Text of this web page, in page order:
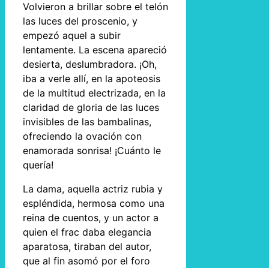
Volvieron a brillar sobre el telón
las luces del proscenio, y
empezó aquel a subir
lentamente. La escena apareció
desierta, deslumbradora. ¡Oh,
iba a verle allí, en la apoteosis
de la multitud electrizada, en la
claridad de gloria de las luces
invisibles de las bambalinas,
ofreciendo la ovación con
enamorada sonrisa! ¡Cuánto le
quería!
La dama, aquella actriz rubia y
espléndida, hermosa como una
reina de cuentos, y un actor a
quien el frac daba elegancia
aparatosa, tiraban del autor,
que al fin asomó por el foro